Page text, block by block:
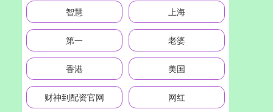
智慧 上海
第一 老婆
香港 美国
财神到配资官网 网红